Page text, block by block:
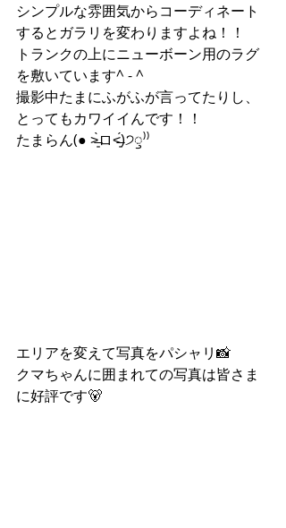
シンプルな雰囲気からコーディネート
するとガラリを変わりますよね！！
トランクの上にニューボーン用のラグ
を敷いています^ - ^
撮影中たまにふがふが言ってたりし、
とってもカワイイんです！！
たまらん(● ˃̶͈̀ロ˂̶͈́)੭ꠥ⁾⁾
エリアを変えて写真をパシャリ📸
クマちゃんに囲まれての写真は皆さま
に好評です🐻